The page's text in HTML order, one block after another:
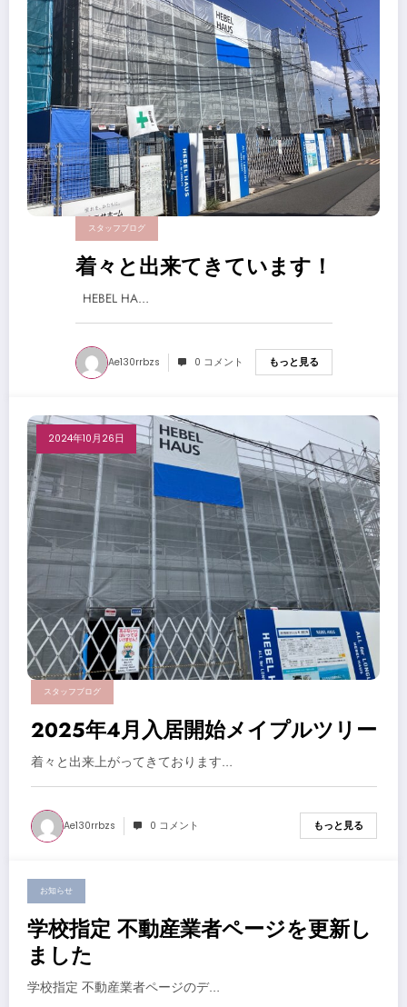
スタッフブログ
着々と出来てきています！
HEBEL HA…
Ae130rrbzs 0 コメント もっと見る
2024年10月26日
スタッフブログ
2025年4月入居開始メイプルツリー
着々と出来上がってきております…
Ae130rrbzs 0 コメント もっと見る
2024年10月17日
お知らせ
学校指定 不動産業者ページを更新し
ました
学校指定 不動産業者ページのデ…